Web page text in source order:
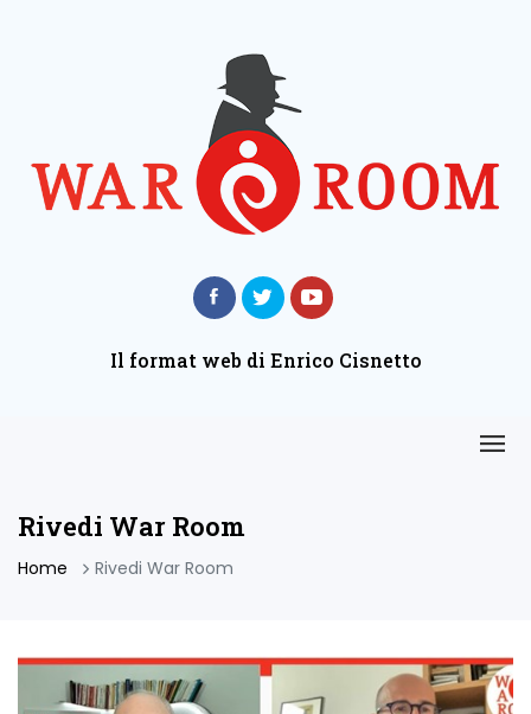
Il format web di Enrico Cisnetto
Rivedi War Room
Home Rivedi War Room